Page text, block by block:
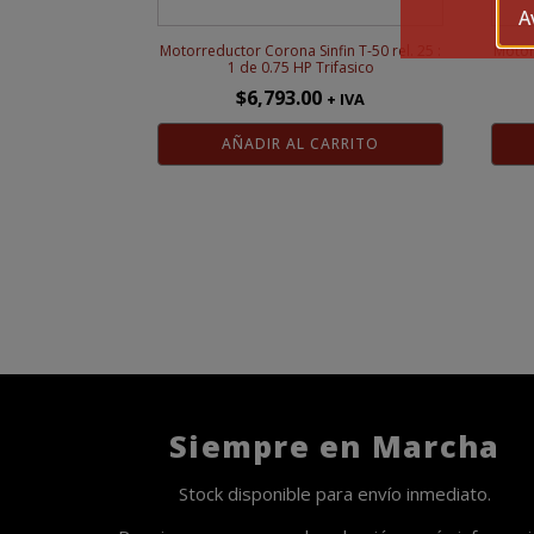
Motorreductor Corona Sinfin T-50 rel. 25 :
1 de 0.75 HP Trifasico
$6,793.00 + IVA
AÑADIR AL CARRITO
Siempre en Marcha
Stock disponible para envío inmediato.